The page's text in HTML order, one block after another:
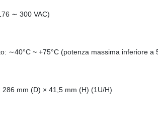
∼ 300 VAC)
∼40°C ~ +75°C (potenza massima inferiore a
mm (D) × 41,5 mm (H) (1U/H)